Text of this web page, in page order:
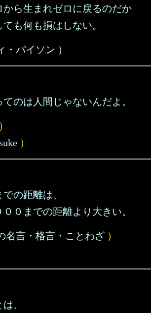
から生まれゼロに戻るのだか
も何も損はしない。
・パイソン ）
のは人間じゃないんだよ。
）
）
の距離は、
００までの距離より大きい。
名言・格言・ことわざ ）
、